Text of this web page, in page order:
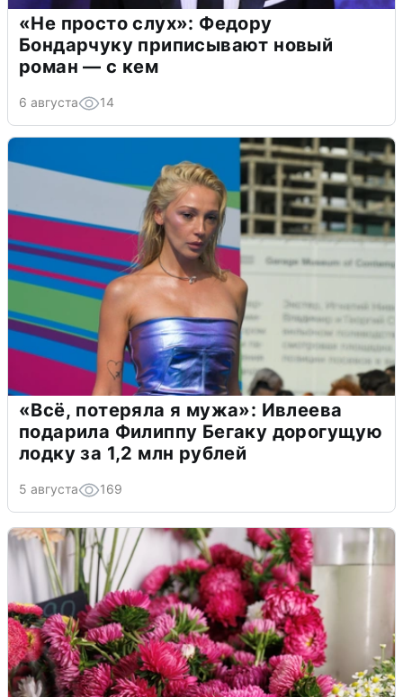
«Не просто слух»: Федору
Бондарчуку приписывают новый
роман — с кем
6 августа 14
«Всё, потеряла я мужа»: Ивлеева
подарила Филиппу Бегаку дорогущую
лодку за 1,2 млн рублей
5 августа 169